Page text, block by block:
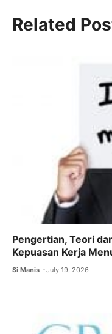
c
e
itt
er
ai
l
Related
Pengertian, Teori
Kepuasan Kerja
Si Manis July 19, 2026